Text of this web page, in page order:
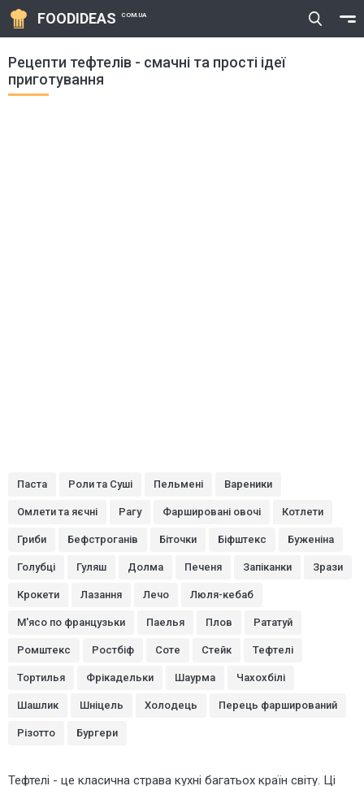
FOODIDEAS COM.UA
Рецепти тефтелів - смачні та прості ідеї
приготування
Паста Роли та Суші Пельмені Вареники
Омлети та яєчні Рагу Фаршировані овочі Котлети
Гриби Бефстроганів Біточки Біфштекс Буженіна
Голубці Гуляш Долма Печеня Запіканки Зрази
Крокети Лазання Лечо Люля-кебаб
М'ясо по французьки Паелья Плов Рататуй
Ромштекс Ростбіф Соте Стейк Тефтелі
Тортилья Фрікадельки Шаурма Чахохбілі
Шашлик Шніцель Холодець Перець фарширований
Різотто Бургери
Тефтелі - це класична страва кухні багатьох країн світу. Ці